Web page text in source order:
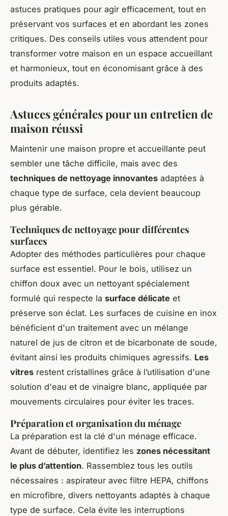
astuces pratiques pour agir efficacement, tout en
préservant vos surfaces et en abordant les zones
critiques. Des conseils utiles vous attendent pour
transformer votre maison en un espace accueillant
et harmonieux, tout en économisant grâce à des
produits adaptés.
Astuces générales pour un entretien de
maison réussi
Maintenir une maison propre et accueillante peut
sembler une tâche difficile, mais avec des
techniques de nettoyage innovantes adaptées à
chaque type de surface, cela devient beaucoup
plus gérable.
Techniques de nettoyage pour différentes
surfaces
Adopter des méthodes particulières pour chaque
surface est essentiel. Pour le bois, utilisez un
chiffon doux avec un nettoyant spécialement
formulé qui respecte la surface délicate et
préserve son éclat. Les surfaces de cuisine en inox
bénéficient d'un traitement avec un mélange
naturel de jus de citron et de bicarbonate de soude,
évitant ainsi les produits chimiques agressifs. Les
vitres restent cristallines grâce à l’utilisation d'une
solution d'eau et de vinaigre blanc, appliquée par
mouvements circulaires pour éviter les traces.
Préparation et organisation du ménage
La préparation est la clé d'un ménage efficace.
Avant de débuter, identifiez les zones nécessitant
le plus d’attention. Rassemblez tous les outils
nécessaires : aspirateur avec filtre HEPA, chiffons
en microfibre, divers nettoyants adaptés à chaque
type de surface. Cela évite les interruptions